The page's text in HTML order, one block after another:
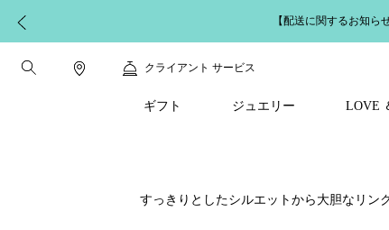
【配送に関するお知
クライアント サービス
ギフト ジュエリー LOVE
すっきりとしたシルエットから大胆なリン